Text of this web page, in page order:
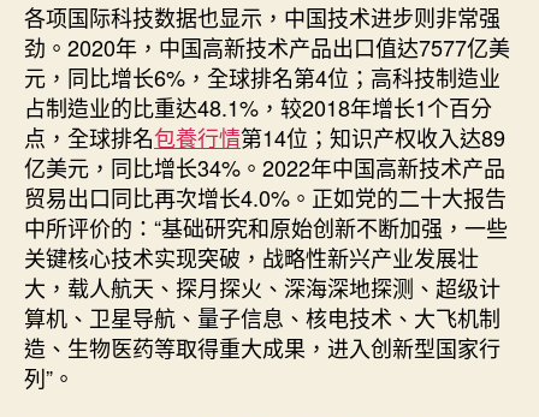
各项国际科技数据也显示，中国技术进步则非常强
劲。2020年，中国高新技术产品出口值达7577亿美
元，同比增长6%，全球排名第4位；高科技制造业
占制造业的比重达48.1%，较2018年增长1个百分
点，全球排名包養行情第14位；知识产权收入达89
亿美元，同比增长34%。2022年中国高新技术产品
贸易出口同比再次增长4.0%。正如党的二十大报告
中所评价的：“基础研究和原始创新不断加强，一些
关键核心技术实现突破，战略性新兴产业发展壮
大，载人航天、探月探火、深海深地探测、超级计
算机、卫星导航、量子信息、核电技术、大飞机制
造、生物医药等取得重大成果，进入创新型国家行
列”。